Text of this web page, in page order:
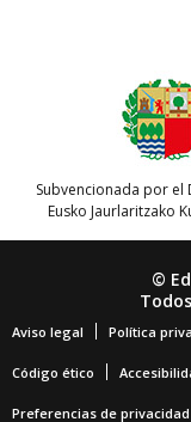
Subvencionada por el
Eusko Jaurlaritzako
©
Aviso legal Política
Código ético
Preferencias de privacidad